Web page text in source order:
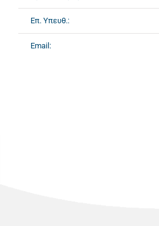
Επ. Υπευθ.:
Email: